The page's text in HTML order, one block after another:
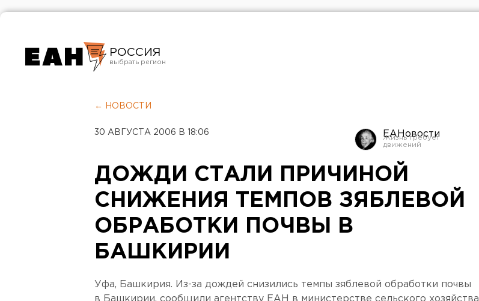
РОССИЯ
Челябинск
← НОВОСТИ
30 АВГУСТА 2006 В 18:06 ЕАНовости
ДОЖДИ СТАЛИ ПРИЧИНОЙ
СНИЖЕНИЯ ТЕМПОВ ЗЯБЛЕВОЙ
ОБРАБОТКИ ПОЧВЫ В
БАШКИРИИ
Уфа, Башкирия. Из-за дождей снизились темпы зяблевой обработки почвы
в Башкирии, сообщили агентству ЕАН в министерстве сельского хозяйства